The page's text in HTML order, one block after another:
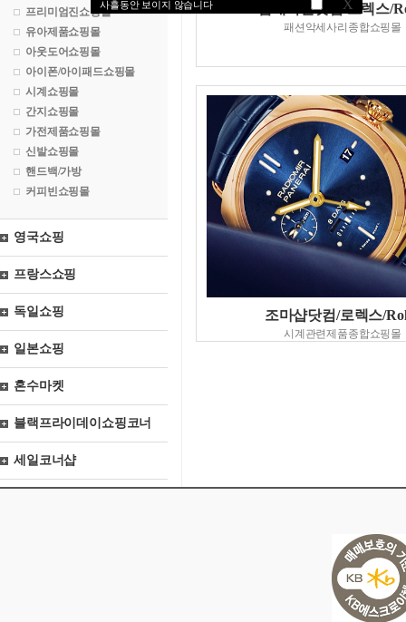
사흘동안 보이지 않습니다 X
프리미엄진쇼핑몰
유아제품쇼핑몰
아웃도어쇼핑몰
아이폰/아이패드쇼핑몰
시계쇼핑몰
간지쇼핑몰
가전제품쇼핑몰
신발쇼핑몰
핸드백/가방
커피빈쇼핑몰
영국쇼핑
프랑스쇼핑
독일쇼핑
일본쇼핑
혼수마켓
블랙프라이데이쇼핑코너
세일코너샵
젬내이션닷컴/로렉스/
패션악세사리종합쇼핑몰
조마샵닷컴/로렉스/
시계관련제품종합쇼핑몰